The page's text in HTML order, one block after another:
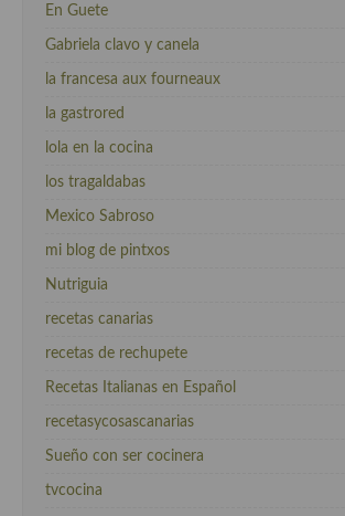
En Guete
Gabriela clavo y canela
la francesa aux fourneaux
la gastrored
lola en la cocina
los tragaldabas
Mexico Sabroso
mi blog de pintxos
Nutriguia
recetas canarias
recetas de rechupete
Recetas Italianas en Español
recetasycosascanarias
Sueño con ser cocinera
tvcocina